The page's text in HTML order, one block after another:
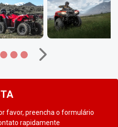
favor, preencha o formulário
rapidamente
Próximo